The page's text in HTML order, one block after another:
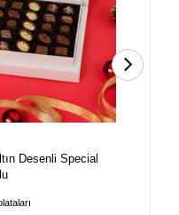
Desenli Special